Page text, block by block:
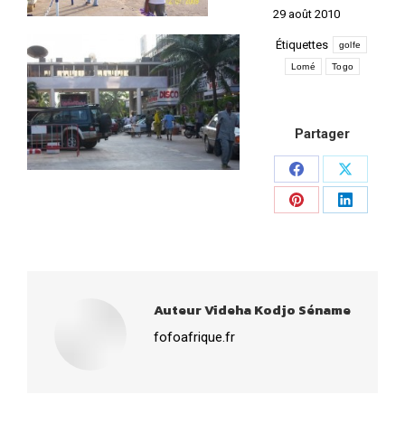
29 août 2010
Étiquettes golfe
Lomé Togo
Partager
Share
on
Share
on
Share
Share
AuteurVideha Kodjo Séname
fofoafrique.fr